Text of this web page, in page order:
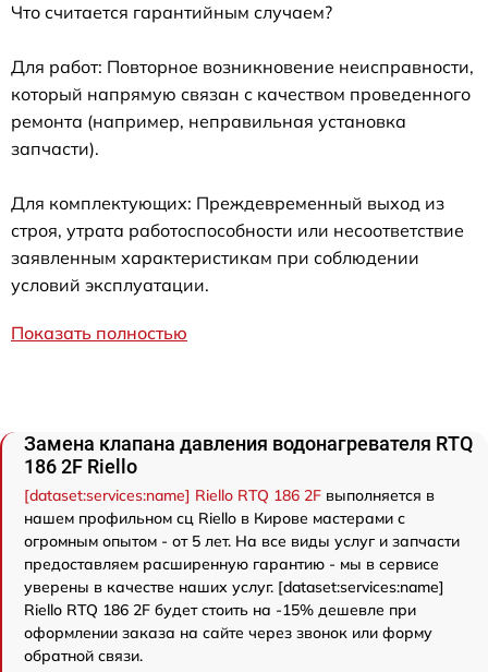
Что считается гарантийным случаем?
Для работ: Повторное возникновение неисправности,
который напрямую связан с качеством проведенного
ремонта (например, неправильная установка
запчасти).
Для комплектующих: Преждевременный выход из
строя, утрата работоспособности или несоответствие
заявленным характеристикам при соблюдении
условий эксплуатации.
Показать полностью
Замена клапана давления водонагревателя RTQ
186 2F Riello
[dataset:services:name] Riello RTQ 186 2F выполняется в
нашем профильном сц Riello в Кирове мастерами с
огромным опытом - от 5 лет. На все виды услуг и запчасти
предоставляем расширенную гарантию - мы в сервисе
уверены в качестве наших услуг. [dataset:services:name]
Riello RTQ 186 2F будет стоить на -15% дешевле при
оформлении заказа на сайте через звонок или форму
обратной связи.